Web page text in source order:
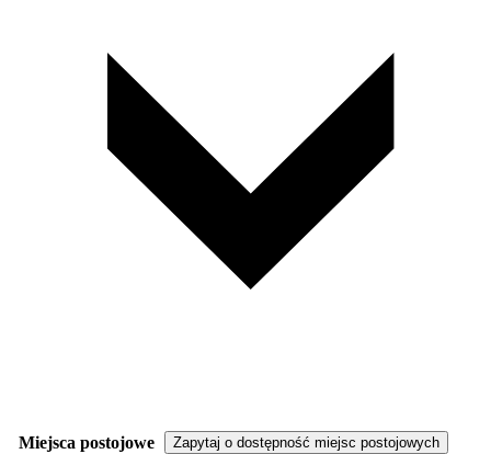
Miejsca postojowe Zapytaj o dostępność miejsc postojowych